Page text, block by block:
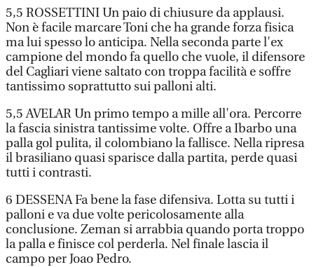
5,5 ROSSETTINI Un paio di chiusure da applausi.
Non è facile marcare Toni che ha grande forza fisica
ma lui spesso lo anticipa. Nella seconda parte l'ex
campione del mondo fa quello che vuole, il difensore
del Cagliari viene saltato con troppa facilità e soffre
tantissimo soprattutto sui palloni alti.
5,5 AVELAR Un primo tempo a mille all'ora. Percorre
la fascia sinistra tantissime volte. Offre a Ibarbo una
palla gol pulita, il colombiano la fallisce. Nella ripresa
il brasiliano quasi sparisce dalla partita, perde quasi
tutti i contrasti.
6 DESSENA Fa bene la fase difensiva. Lotta su tutti i
palloni e va due volte pericolosamente alla
conclusione. Zeman si arrabbia quando porta troppo
la palla e finisce col perderla. Nel finale lascia il
campo per Joao Pedro.